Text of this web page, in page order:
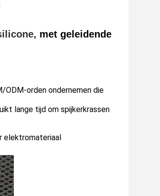
met geleidende
ODM-orden ondernemen die
lange tijd om spijkerkrassen
elektromateriaal